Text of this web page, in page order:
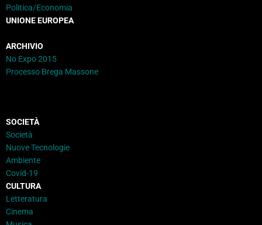
Politica/Economia
UNIONE EUROPEA
ARCHIVIO
No Expo 2015
Processo Brega Massone
SOCIETÀ
Società
Nuove Tecnologie
Ambiente
Covid-19
CULTURA
Letteratura
Cinema